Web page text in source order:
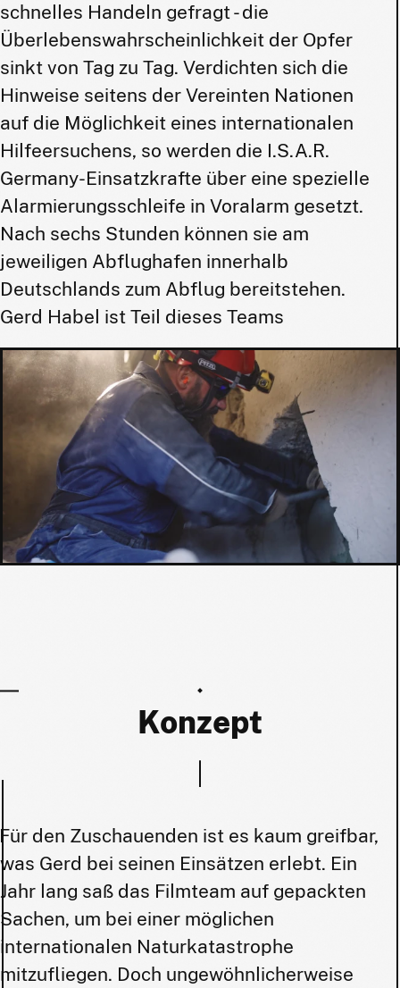
schnelles Handeln gefragt - die
Überlebenswahrscheinlichkeit der Opfer
sinkt von Tag zu Tag. Verdichten sich die
Hinweise seitens der Vereinten Nationen
auf die Möglichkeit eines internationalen
Hilfeersuchens, so werden die I.S.A.R.
Germany-Einsatzkrafte über eine spezielle
Alarmierungsschleife in Voralarm gesetzt.
Nach sechs Stunden können sie am
jeweiligen Abflughafen innerhalb
Deutschlands zum Abflug bereitstehen.
Gerd Habel ist Teil dieses Teams
Konzept
den Zuschauenden ist es kaum greifbar,
was Gerd bei seinen Einsätzen erlebt. Ein
Jahr lang saß das Filmteam auf gepackten
Sachen, um bei einer möglichen
internationalen Naturkatastrophe
mitzufliegen. Doch ungewöhnlicherweise